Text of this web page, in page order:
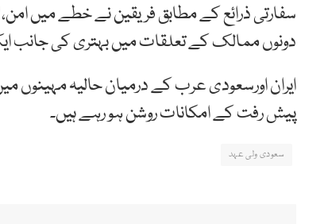
سفارتی ذرائع کے مطابق فریقین نے خطے میں
دونوں ممالک کے تعلقات میں بہتری کی جانب
ایران اورسعودی عرب کے درمیان حالیہ
پیش رفت کے امکانات روشن ہو رہے ہیں۔
سعودی ولی عہد